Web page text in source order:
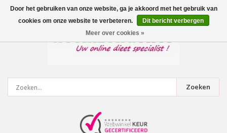
0artikelen
Zoeken
Door het gebruiken van onze website, ga je akkoord met het gebruik van
cookies om onze website te verbeteren.
Dit bericht verbergen
Meer over cookies »